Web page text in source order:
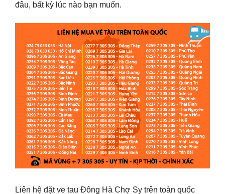
đâu, bất kỳ lúc nào bạn muốn.
Liên hệ đặt ve tau Đông Hà Chợ Sy trên toàn quốc